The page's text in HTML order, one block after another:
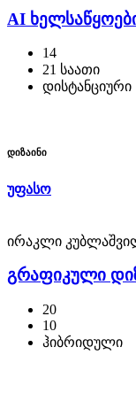
AI
14
21 საათი
დისტანციური
დიზაინი
უფასო
ირაკლი
გრაფიკული
20
10
ჰიბრიდული